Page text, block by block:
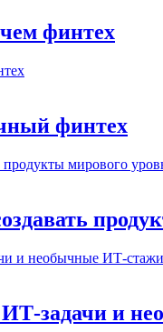
финтех
финтех
и